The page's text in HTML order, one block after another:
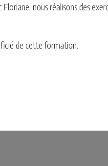
nous réalisons des
de cette formation.